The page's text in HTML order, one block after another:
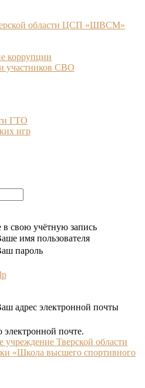
области ЦСП «ШВСМ»
коррупции
участников СВО
ГТО
игр
свою учётную запись
имя пользователя
пароль
адрес электронной почты
почте.
учреждение Тверской области
«Школа высшего спортивного